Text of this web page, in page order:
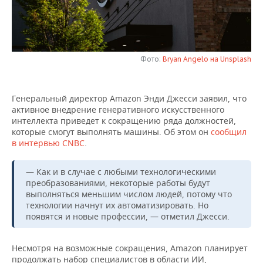
НЕФТЕХИМИЯ
НЕФТЬ
РОЗНИЧНАЯ ТОРГОВЛЯ
ТРАНСПОРТ
НОВОСТИ ТЕХНОЛОГИЙ
IT
ТЕЛЕКОММУНИКАЦИИ
МЕРОПРИЯТИЯ
НОВОСТИ МЕРОПРИЯТИЙ
БИЗНЕС-БРАНЧИ
ONLINE-КОНФЕРЕНЦИИ
СПОРТ
ФУТБОЛ
ХОККЕЙ
ВОЛЕЙБОЛ
КИБЕРСПОРТ
НОВОСТИ ОБЩЕСТВА
ВЛАСТЬ
ИСТОРИЯ
КУЛЬТУРА
ФОТОГАЛЕРЕЯ
СЮЖЕТЫ
СПРАВОЧНИК
СПИСОК ПЕРСОН
СПИСОК КОМПАНИЙ
ПОЛНАЯ ВЕРСИЯ
Фото: Bryan Angelo на Unsplash
Генеральный директор Amazon Энди Джесси заявил, что
активное внедрение генеративного искусственного
интеллекта приведет к сокращению ряда должностей,
которые смогут выполнять машины. Об этом он сообщил
в интервью CNBC.
— Как и в случае с любыми технологическими
преобразованиями, некоторые работы будут
выполняться меньшим числом людей, потому что
технологии начнут их автоматизировать. Но
появятся и новые профессии, — отметил Джесси.
Несмотря на возможные сокращения, Amazon планирует
продолжать набор специалистов в области ИИ,